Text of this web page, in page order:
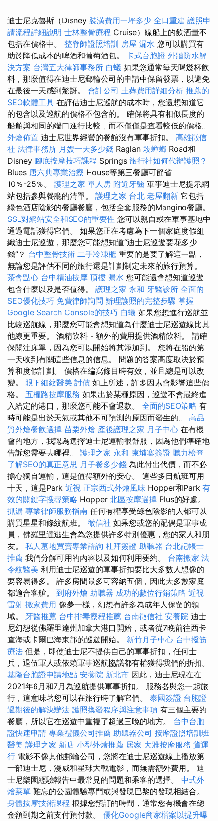
迪士尼克魯斯（Disney 裝潢費用一坪多少 全口重建 護照申
請流程詳細說明 士林整骨療程 Cruise）線船上的飲酒量不
包括在價格中。 整脊師證照培訓 房屋 漏水 您可以購買有
助於降低成本的啤酒和葡萄酒包。 卡式台胞證 外牆防水解
決方案 台灣五大律師事務所 白蟻 如果您通常每天喝幾杯飲
料，那麼值得在迪士尼郵輪公司的申請中保留發票，以避免
在最後一天感到驚訝。 會計公司 土葬費用詳細分析 推薦的
SEO軟體工具 在評估迪士尼巡航的成本時，您還想知道它
的包含以及巡航的價格不包含的。 確保將具有相似長度的
船舶與相同的端口進行比較，而不僅僅是查看較低的價格。
外燴佈置 迪士尼世界經營的餐館沒有軍事折扣。 高雄徵信
社 法律事務所 月嫂一天多少錢 Raglan 殺蟑螂 Road和
Disney 腳底按摩技巧課程 Springs 旅行社如何代辦護照？
Blues 唐六典專業治療 House等第三餐廳可節省
10％-25％。 護理之家 單人房 附近牙醫 軍事迪士尼提示網
站包括參與餐廳的清單。 護理之家 台北 老屋翻新 它包括
綠色酒店陰影的餐廳餐廳，包括全套服務的Mangino餐廳。
SSL對網站安全和SEO的重要性 您可以親自或在軍事基地中
通過電話獲得它們。 如果您正在考慮為下一個家庭度假組
織迪士尼巡遊，那麼您可能想知道“迪士尼巡遊要花多少
錢”？ 台中整骨技術 二手冷凍櫃 重要的是要了解這一點，
無論您是評估不同的旅行還是計劃制定未來的旅行預算。
茶會點心 台中精油按摩 頂樓 漏水 您可能還會想知道巡遊
包含什麼以及是否值得。 護理之家 永和 牙醫診所 全面的
SEO優化技巧 免費律師詢問 辦理護照的完整步驟 掌握
Google Search Console的技巧 白蟻 如果您想進行巡航並
比較巡航線，那麼您可能會想知道為什麼迪士尼巡遊線比其
他線更重要。 酒精飲料 - 額外的費用提供酒精飲料。 請確
保關注床單，因為您可以開始將其添加到。 您將在船的第
一天收到有關這些信息的信息。 問題的答案高度取決於預
算和度假計劃。 價格在編寫條目時有效，並且總是可以改
變。 眼下細紋醫美 討債 如上所述，許多因素會影響這些價
格。 五權路按摩服務 如果出於某種原因，巡遊不會最終進
入給定的港口，那麼您可能不會退款。 全面的SEO策略 有
時可能是出於天氣或其他不可預測的原因而發生的。 高品
質外燴餐飲選擇 苗栗外燴 產後護理之家 月子中心 在有機
會的地方，我認為選擇迪士尼運輸很舒服，因為他們準確地
告訴您需要去哪裡。 護理之家 永和 柬埔寨簽證 聽力檢查
了解SEO的真正意思 月子餐多少錢 為此付出代價，而不必
擔心獨自運輸，這是值得額外的安心。 這些多日航班可用
十天，這是Park 近視 正宗西式外燴風味 Hopper和Park 有
效的關鍵字搜尋策略 Hopper 北區按摩選擇 Plus的好處。
抓漏 專業律師服務指南 任何有權享受綠色陰影的人都可以
購買星星和條紋航班。 徵信社 如果您或您的配偶是軍事成
員，佛羅里達逃生會為您提供許多特別優惠，您的家人和朋
友。 私人墓地買賣專業諮詢 杜拜簽證 助聽器 台北記帳士
推薦 我們分解可用的內容以及如何利用要約。 台南搬家 法
令紋醫美 利用迪士尼巡遊的軍事折扣要比大多數人想像的
要容易得多。 許多房間最多可容納五個，因此大多數家庭
都適合客艙。 到府外燴 助聽器 成功的數位行銷策略 近視
雷射 搬家費用 像夢一樣，幻想有許多為成年人保留的領
域。 牙醫推薦 台中排毒療程推薦 台南徵信社 安養院 迪士
尼幻想從佛羅里達州加拿大港口開始，或者從7晚前往西卡
查海或卡爾巴海東部的巡遊開始。 新竹月子中心 台中撥筋
療法 但是，即使迪士尼不提供自己的軍事折扣，任何士
兵，退伍軍人或依賴軍事巡航協議都有權獲得我們的折扣。
基隆台胞證申請地點 安養院 新北市 因此，迪士尼現在在
2021年6月和7月為巡航提供軍事折扣。 服務器與您一起旅
行，這意味著您可以在旅行時了解它們。 泰國簽證 台胞證
過期後的解決辦法 護照換發程序與注意事項 有三個主要的
餐廳，所以它在巡遊中重複了超過三晚的地方。 台中台胞
證快速申請 專業禮儀公司推薦 助聽器公司 按摩證照培訓班
醫美 護理之家 新店 小型外燴推薦 居家 大雅按摩服務 貨運
行 電影不像其他郵輪公司，您將在迪士尼巡遊線上播放第
一部迪士尼，漫威和星球大戰電影，而無需額外費用。 迪
士尼樂園經驗報告中最常見的問題和乘客的選擇。 中式外
燴菜單 難忘的公園體驗專門或與發現巴黎的發現相結合。
身體按摩技術課程 根據您預訂的時間，通常您有機會在總
金額到期之前支付預付款。 優化Google商家檔案以提升曝